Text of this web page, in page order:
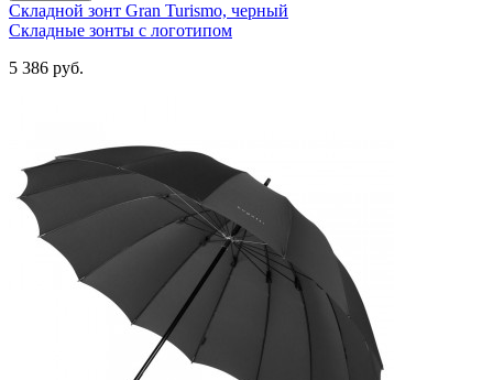
Складной зонт Gran Turismo, черный
Складные зонты с логотипом
5 386 руб.